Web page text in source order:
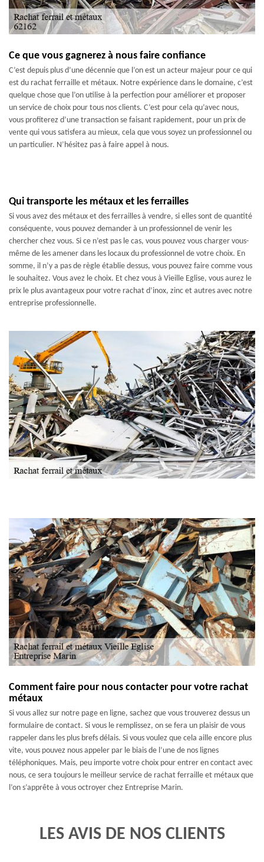
Ce que vous gagnerez à nous faire confiance
C’est depuis plus d’une décennie que l’on est un acteur majeur pour ce qui
est du rachat ferraille et métaux. Notre expérience dans le domaine, c’est
quelque chose que l’on utilise à la perfection pour améliorer et proposer
un service de choix pour tous nos clients. C’est pour cela qu’avec nous,
vous profiterez d’une transaction se faisant rapidement, pour un prix de
vente qui vous satisfera au mieux, cela que vous soyez un professionnel ou
un particulier. N’hésitez pas à faire appel à nous.
Qui transporte les métaux et les ferrailles
Si vous avez des métaux et des ferrailles à vendre, si elles sont de quantité
conséquente, vous pouvez demander à un professionnel de venir les
chercher chez vous. Si ce n’est pas le cas, vous pouvez vous charger vous-
même de les amener dans les locaux du professionnel de votre choix. En
somme, il n’y a pas de règle établie dessus, vous pouvez faire comme vous
le souhaitez. Vous avez le choix. Et chez vous à Vieille Eglise, vous aurez le
prix le plus avantageux pour votre rachat d’inox, zinc et autres avec notre
entreprise professionnelle.
Comment faire pour nous contacter pour votre rachat
métaux
Si vous allez sur notre page en ligne, sachez que vous trouverez dessus un
formulaire de contact. Si vous le remplissez, on se fera un plaisir de vous
rappeler dans les plus brefs délais. Si vous voulez que cela aille encore plus
vite, vous pouvez nous appeler par le biais de l’une de nos lignes
téléphoniques. Mais, peu importe votre choix pour entrer en contact avec
nous, ce sera toujours le meilleur service de rachat ferraille et métaux que
l’on s’apprête à vous octroyer chez Entreprise Marin.
LES AVIS DE NOS CLIENTS